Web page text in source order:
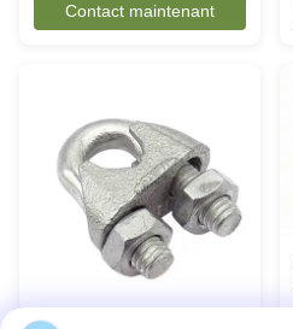
Contact maintenant